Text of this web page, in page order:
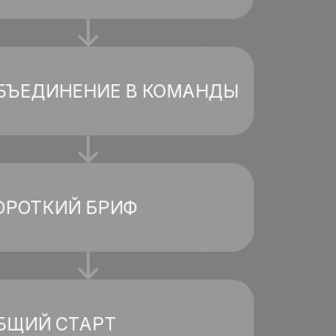
В КОМАНДЫ
БРИФ
СТАРТ